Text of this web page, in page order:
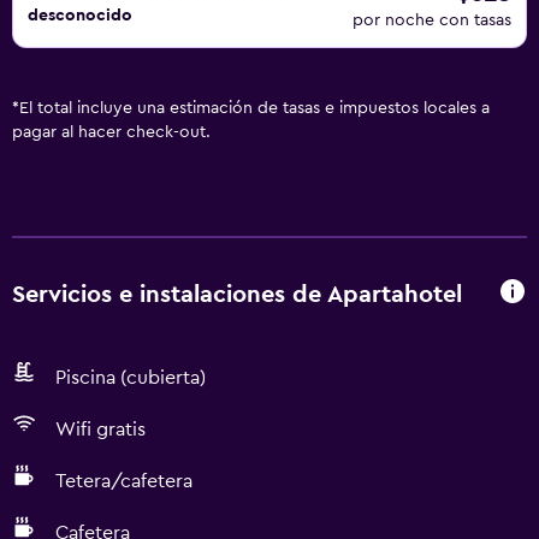
alojamiento (es posible que se aplique un recargo).
desconocido
por noche con tasas
* El total incluye una estimación de tasas e impuestos locales a
pagar al hacer check-out.
Servicios e instalaciones de Apartahotel
Piscina (cubierta)
Wifi gratis
Tetera/cafetera
Cafetera